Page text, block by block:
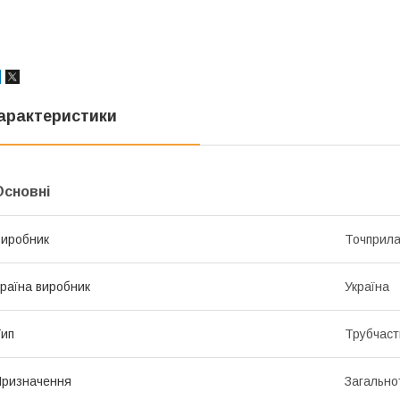
виробник Україна